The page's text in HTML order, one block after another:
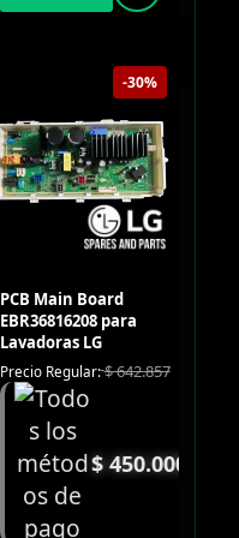
-30%
PCB Main Board
EBR36816208 para
Lavadoras LG
Precio Regular:$642.857
$450.000